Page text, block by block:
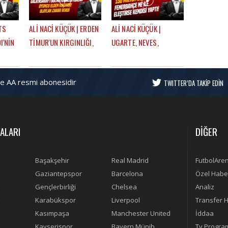
GALATASARAY
GALATASARAY
|
ALİ NACİ KÜÇÜK | ERDEN
TİMUR'UN KIRGINLIĞI,
ICARDI SÜRECİ |
GÜNDEM GALATASARAY
ALİ NACİ KÜÇÜK |
UGARTE, NEVES,
PLANLAMASI, AYRILIK
LİSTESİ | GÜNDEM
GALATASARAY
AA resmi abonesidir TWITTER’DA TAKİP EDİN
Başakşehir
Real Madrid
Gaziantepspor
Barcelona
Gençlerbirliği
Chelsea
Karabükspor
Liverpool
Kasımpaşa
Manchester United
DİĞER
Özel
Analiz
Transfer
İddaa